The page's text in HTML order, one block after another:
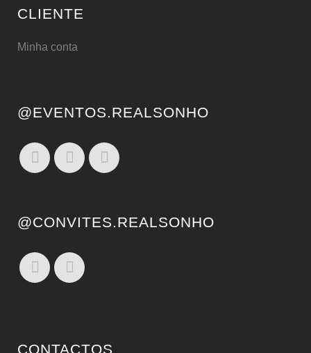
CLIENTE
Minha conta
@EVENTOS.REALSONHO
@CONVITES.REALSONHO
CONTACTOS